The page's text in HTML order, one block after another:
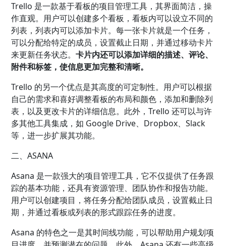
Trello 是一款基于看板的项目管理工具，其界面简洁，操
作直观。用户可以创建多个看板，看板内可以设立不同的
列表，列表内可以添加卡片。每一张卡片就是一个任务，
可以分配给特定的成员，设置截止日期，并通过移动卡片
来更新任务状态。卡片内还可以添加详细的描述、评论、
附件和标签，使信息更加完整和清晰。
Trello 的另一个优点是其高度的可定制性。用户可以根据
自己的需求和喜好调整看板的布局和颜色，添加和删除列
表，以及更改卡片的详细信息。此外，Trello 还可以与许
多其他工具集成，如 Google Drive、Dropbox、Slack
等，进一步扩展其功能。
二、ASANA
Asana 是一款强大的项目管理工具，它不仅提供了任务跟
踪的基本功能，还具有资源管理、团队协作和报告功能。
用户可以创建项目，将任务分配给团队成员，设置截止日
期，并通过看板或列表的形式跟踪任务的进度。
Asana 的特色之一是其时间线功能，可以帮助用户规划项